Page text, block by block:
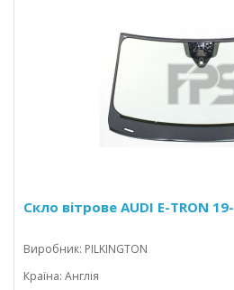
Скло вітрове AUDI E-TRON 19-
Виробник: PILKINGTON
Країна: Англія